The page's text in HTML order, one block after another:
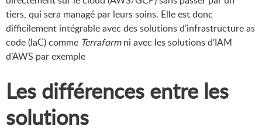
tiers, qui sera managé par leurs soins. Elle est donc
difficilement intégrable avec des solutions d’infrastructure as
code (IaC) comme Terraformni avec les solutions d’IAM
d’AWS par exemple
Les différences entre les
solutions